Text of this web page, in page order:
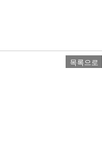
목록으로